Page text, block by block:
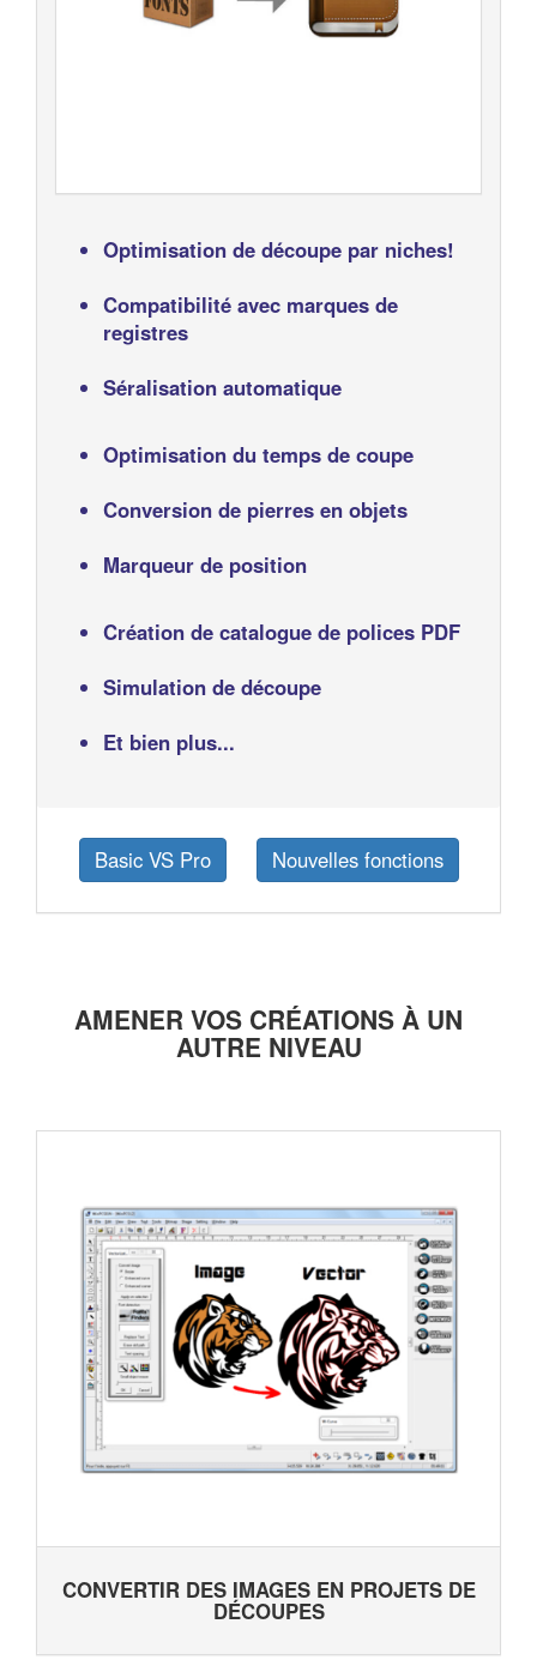
Optimisation de découpe par niches!
Compatibilité avec marques de
registres
Séralisation automatique
Optimisation du temps de coupe
Conversion de pierres en objets
Marqueur de position
Création de catalogue de polices PDF
Simulation de découpe
Et bien plus...
Basic VS Pro Nouvelles fonctions
AMENER VOS CRÉATIONS À UN
AUTRE NIVEAU
CONVERTIR DES IMAGES EN PROJETS DE
DÉCOUPES